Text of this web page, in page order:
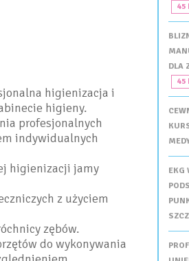
higienizacja i
higieny.
profesjonalnych
indywidualnych
higienizacji jamy
z użyciem
zębów.
do wykonywania
45
DLA
45
EKG